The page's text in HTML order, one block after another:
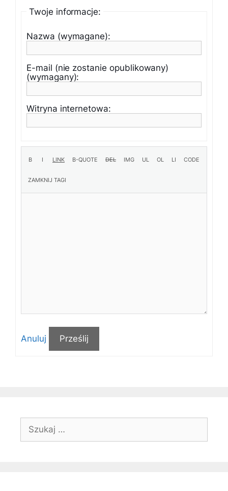
Twoje informacje:
Nazwa (wymagane):
E-mail (nie zostanie opublikowany)
(wymagany):
Witryna internetowa:
Anuluj Prześlij
Szukaj: